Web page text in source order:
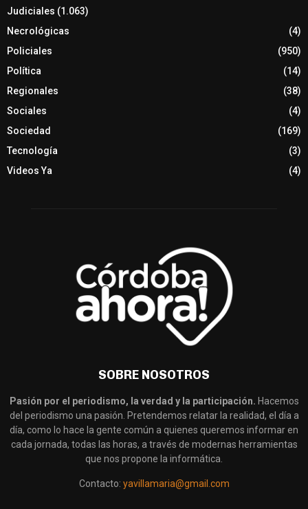
Judiciales (1.063)
Necrológicas
(4)
Policiales
(950)
Política
(14)
Regionales
(38)
Sociales
(4)
Sociedad
(169)
Tecnología
(3)
Videos Ya
(4)
SOBRE NOSOTROS
Pasión por el periodismo, la verdad y la participación. Hacemos
del periodismo una pasión. Pretendemos relatar la realidad, el día a
día, como lo hace la gente común a quienes queremos informar en
cada jornada, todas las horas, a través de modernas herramientas
que nos propone la informática.
Contacto: yavillamaria@gmail.com